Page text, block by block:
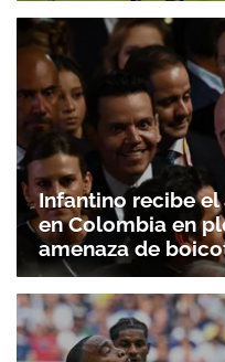
Infantino recibe
en Colombia en
amenaza de